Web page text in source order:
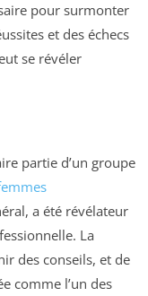
pour surmonter
et des échecs
se révéler
partie d’un groupe
a été révélateur
La
des conseils, et de
comme l’un des